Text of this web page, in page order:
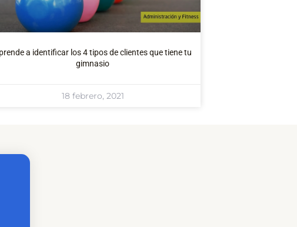
a identificar los 4 tipos de clientes que tiene tu
gimnasio
18 febrero, 2021